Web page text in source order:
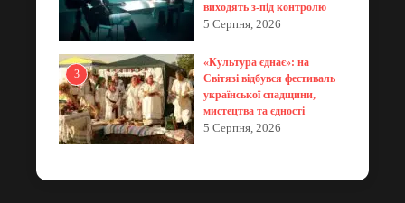
виходять з-під контролю
5 Серпня, 2026
3
«Культура єднає»: на
Світязі відбувся фестиваль
української спадщини,
мистецтва та єдності
5 Серпня, 2026